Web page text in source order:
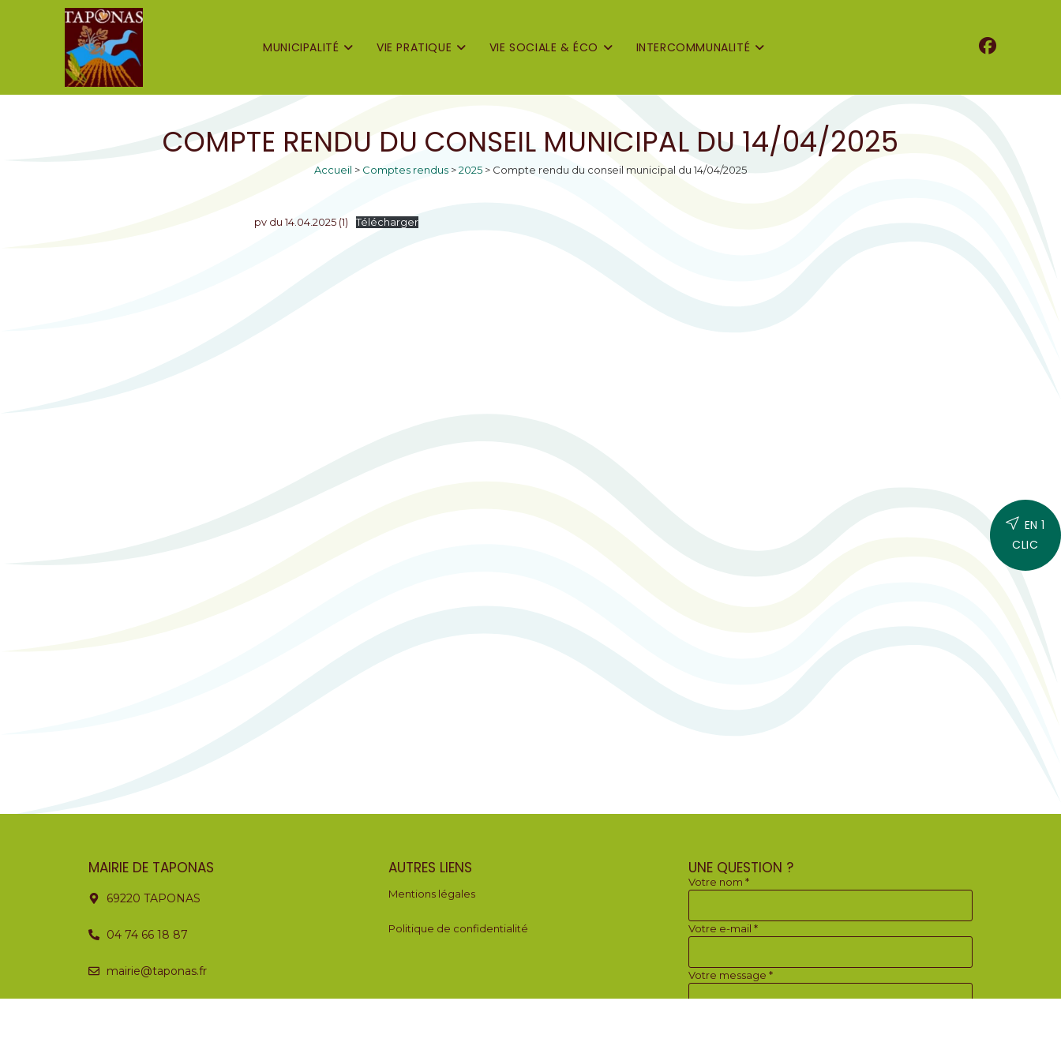
MUNICIPALITÉ VIE PRATIQUE VIE SOCIALE & ÉCO INTERCOMMUNALITÉ
EN 1
CLIC
COMPTE RENDU DU CONSEIL MUNICIPAL DU 14/04/2025
Accueil > Comptes rendus >2025 > Compte rendu du conseil municipal du 14/04/2025
pv du 14.04.2025 (1) Télécharger
MAIRIE DE TAPONAS
69220 TAPONAS
04 74 66 18 87
mairie@taponas.fr
AUTRES LIENS
Mentions légales
Politique de confidentialité
UNE QUESTION ?
Votre nom *
Votre e-mail *
Votre message *